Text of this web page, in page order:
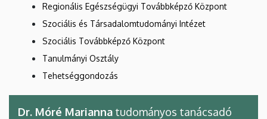
Regionális Egészségügyi Továbbképző Központ
Szociális és Társadalomtudományi Intézet
Szociális Továbbképző Központ
Tanulmányi Osztály
Tehetséggondozás
Dr. Móré Marianna tudományos tanácsadó